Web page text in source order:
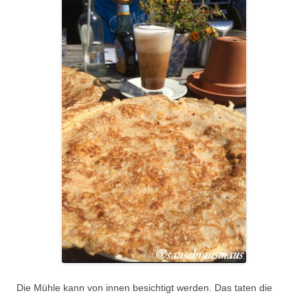
Die Mühle kann von innen besichtigt werden. Das taten die